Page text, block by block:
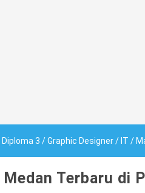
Diploma 3 /Graphic Designer/ IT /
Medan Terbaru di